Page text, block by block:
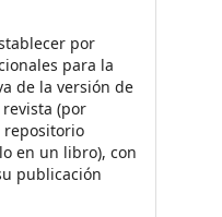
por
para la
de la versión de
(por
repositorio
en un libro), con
publicación